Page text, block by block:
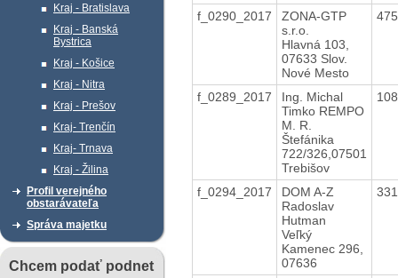
Kraj - Bratislava
Kraj - Banská
Bystrica
Kraj - Košice
Kraj - Nitra
Kraj - Prešov
Kraj- Trenčín
Kraj- Trnava
Kraj - Žilina
Profil verejného
obstarávateľa
Správa majetku
Chcem podať podnet
f_0290_2017
ZONA-GTP
s.r.o.
Hlavná 103,
07633 Slov.
Nové Mesto
f_0289_2017
Ing. Michal
Timko REMPO
M. R.
Štefánika
722/326,07501
Trebišov
f_0294_2017
DOM A-Z
Radoslav
Hutman
Veľký
Kamenec 296,
07636